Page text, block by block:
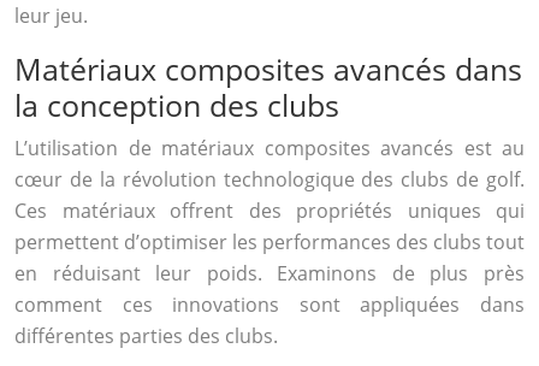
leur jeu.
Matériaux composites avancés dans
la conception des clubs
L’utilisation de matériaux composites avancés est au
cœur de la révolution technologique des clubs de golf.
Ces matériaux offrent des propriétés uniques qui
permettent d’optimiser les performances des clubs tout
en réduisant leur poids. Examinons de plus près
comment ces innovations sont appliquées dans
différentes parties des clubs.